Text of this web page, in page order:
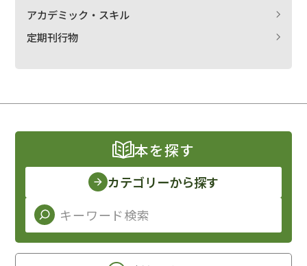
アカデミック・スキル
定期刊行物
本を探す
カテゴリーから探す